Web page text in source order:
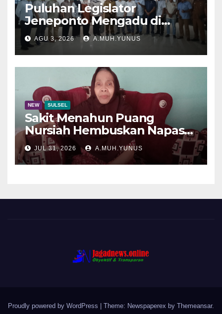
Puluhan Legislator
Jeneponto Mengadu di
Disdik Sulsel
AGU 3, 2026 A.MUH.YUNUS
NEW SULSEL
Sakit Menahun Puang
Nursiah Hembuskan Napas
Terakhir
JUL 31, 2026 A.MUH.YUNUS
Proudly powered by WordPress Theme: Newspaperex by Themeansar.